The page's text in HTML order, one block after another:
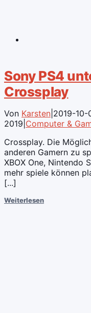
Sony PS4
Crossplay
Von Karsten 2019-10-
2019 Computer &
Crossplay. Die
anderen Gamern zu
XBOX One, Nintendo
mehr spiele können
[...]
Weiterlesen